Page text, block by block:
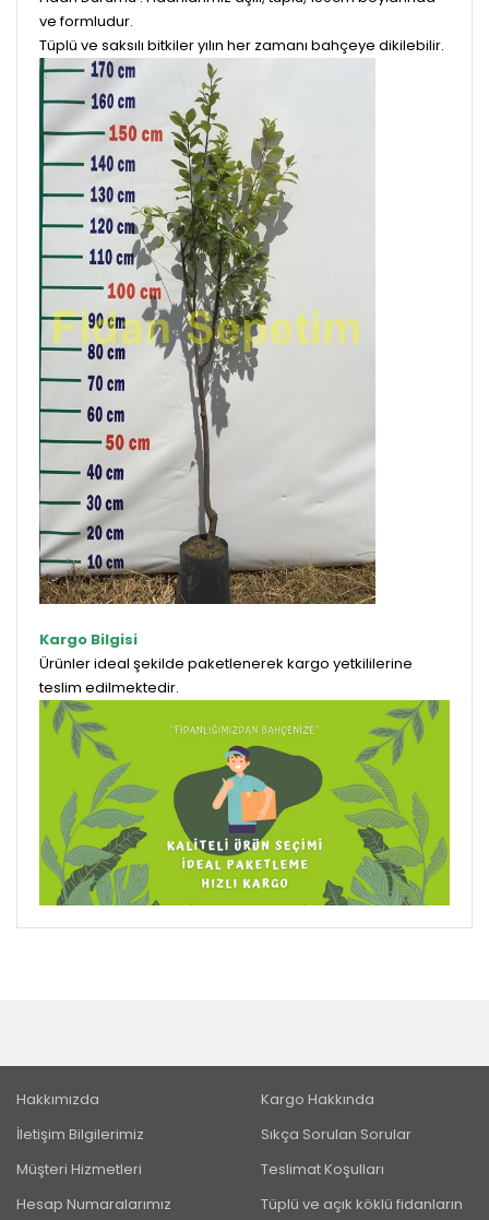
ve formludur.
Tüplü ve saksılı bitkiler yılın her zamanı bahçeye dikilebilir.
Kargo Bilgisi
Ürünler ideal şekilde paketlenerek kargo yetkililerine
teslim edilmektedir.
Hakkımızda
İletişim Bilgilerimiz
Müşteri Hizmetleri
Hesap Numaralarımız
Kargo Hakkında
Sıkça Sorulan Sorular
Teslimat Koşulları
Tüplü ve açık köklü fidanların